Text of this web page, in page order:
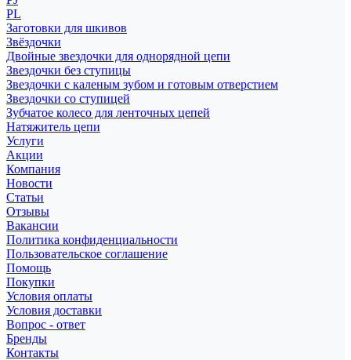
PL
Заготовки для шкивов
Звёздочки
Двойные звездочки для однорядной цепи
Звездочки без ступицы
Звездочки с каленым зубом и готовым отверстием
Звездочки со ступицей
Зубчатое колесо для ленточных цепей
Натяжитель цепи
Услуги
Акции
Компания
Новости
Статьи
Отзывы
Вакансии
Политика конфиденциальности
Пользовательское соглашение
Помощь
Покупки
Условия оплаты
Условия доставки
Вопрос - ответ
Бренды
Контакты